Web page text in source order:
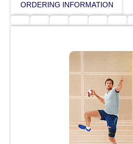
ORDERING INFORMATION